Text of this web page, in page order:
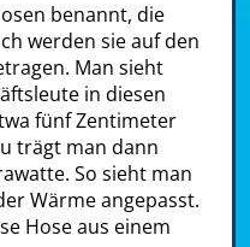
benannt, die
werden sie auf den
Man sieht
in diesen
fünf Zentimeter
trägt man dann
So sieht man
Wärme angepasst.
Hose aus einem